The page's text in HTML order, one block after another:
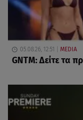
05.08.26, 12:51 MEDIA
GNTM: Δείτε τα